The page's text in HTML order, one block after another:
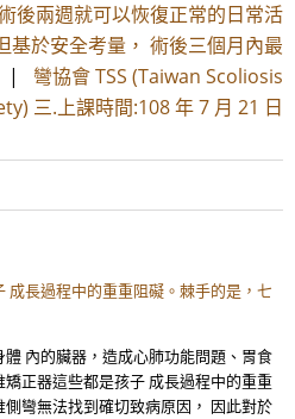
後兩週就可以恢復正常的日常活
基於安全考量， 術後三個月內最
| 彎協會 TSS (Taiwan Scoliosis
三.上課時間:108 年 7 月 21 日
成長過程中的重重阻礙。棘手的是，七
內的臟器，造成心肺功能問題、胃食
正器這些都是孩子 成長過程中的重重
彎無法找到確切致病原因， 因此對於